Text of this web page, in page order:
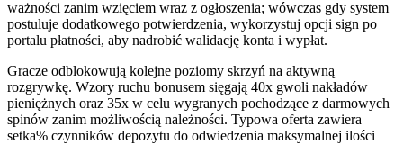
ważności zanim wzięciem wraz z ogłoszenia; wówczas gdy system
postuluje dodatkowego potwierdzenia, wykorzystuj opcji sign po
portalu płatności, aby nadrobić walidację konta i wypłat.
Gracze odblokowują kolejne poziomy skrzyń na aktywną
rozgrywkę. Wzory ruchu bonusem sięgają 40x gwoli nakładów
pieniężnych oraz 35x w celu wygranych pochodzące z darmowych
spinów zanim możliwością należności. Typowa oferta zawiera
setka% czynników depozytu do odwiedzenia maksymalnej ilości